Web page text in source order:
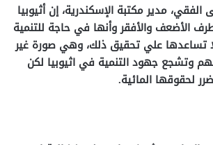
مدير مكتبة الإسكندرية، إن أثيوبيا
الأضعف والأفقر وأنها في حاجة للتنمية
تساعدها علي تحقيق ذلك، وهي صورة غير
وتشجع جهود التنمية في اثيوبيا لكن
لحقوقها المائية.